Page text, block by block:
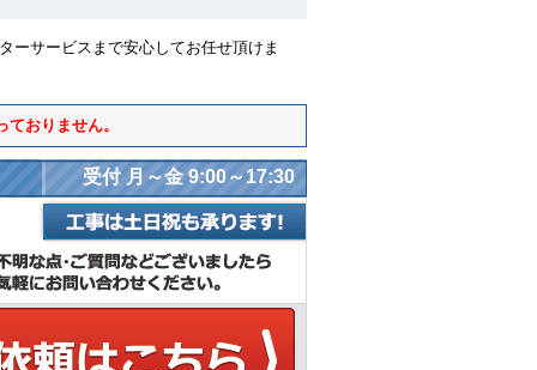
ーサービスまで安心してお任せ頂けま
おりません。
受付 月～金 9:00～17:30